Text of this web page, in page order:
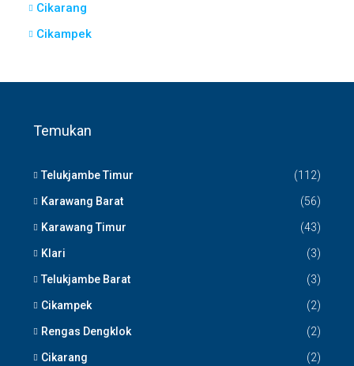
Cikarang
Cikampek
Temukan
Telukjambe Timur (112)
Karawang Barat (56)
Karawang Timur (43)
Klari (3)
Telukjambe Barat (3)
Cikampek (2)
Rengas Dengklok (2)
Cikarang (2)